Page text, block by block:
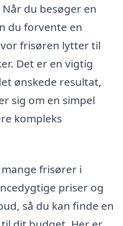
du besøger en
du forvente en
frisøren lytter til
Det er en vigtig
ønskede resultat,
sig om en simpel
kompleks
frisører i
priser og
så du kan finde en